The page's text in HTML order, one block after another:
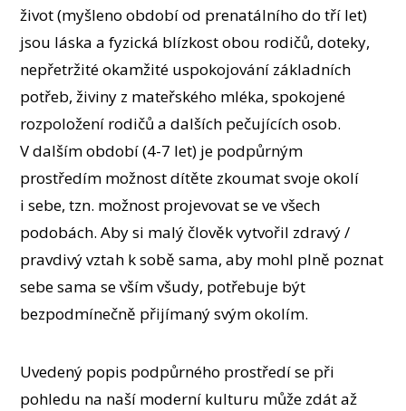
život (myšleno období od prenatálního do tří let)
jsou láska a fyzická blízkost obou rodičů, doteky,
nepřetržité okamžité uspokojování základních
potřeb, živiny z mateřského mléka, spokojené
rozpoložení rodičů a dalších pečujících osob.
V dalším období (4-7 let) je podpůrným
prostředím možnost dítěte zkoumat svoje okolí
i sebe, tzn. možnost projevovat se ve všech
podobách. Aby si malý člověk vytvořil zdravý /
pravdivý vztah k sobě sama, aby mohl plně poznat
sebe sama se vším všudy, potřebuje být
bezpodmínečně přijímaný svým okolím.
Uvedený popis podpůrného prostředí se při
pohledu na naší moderní kulturu může zdát až